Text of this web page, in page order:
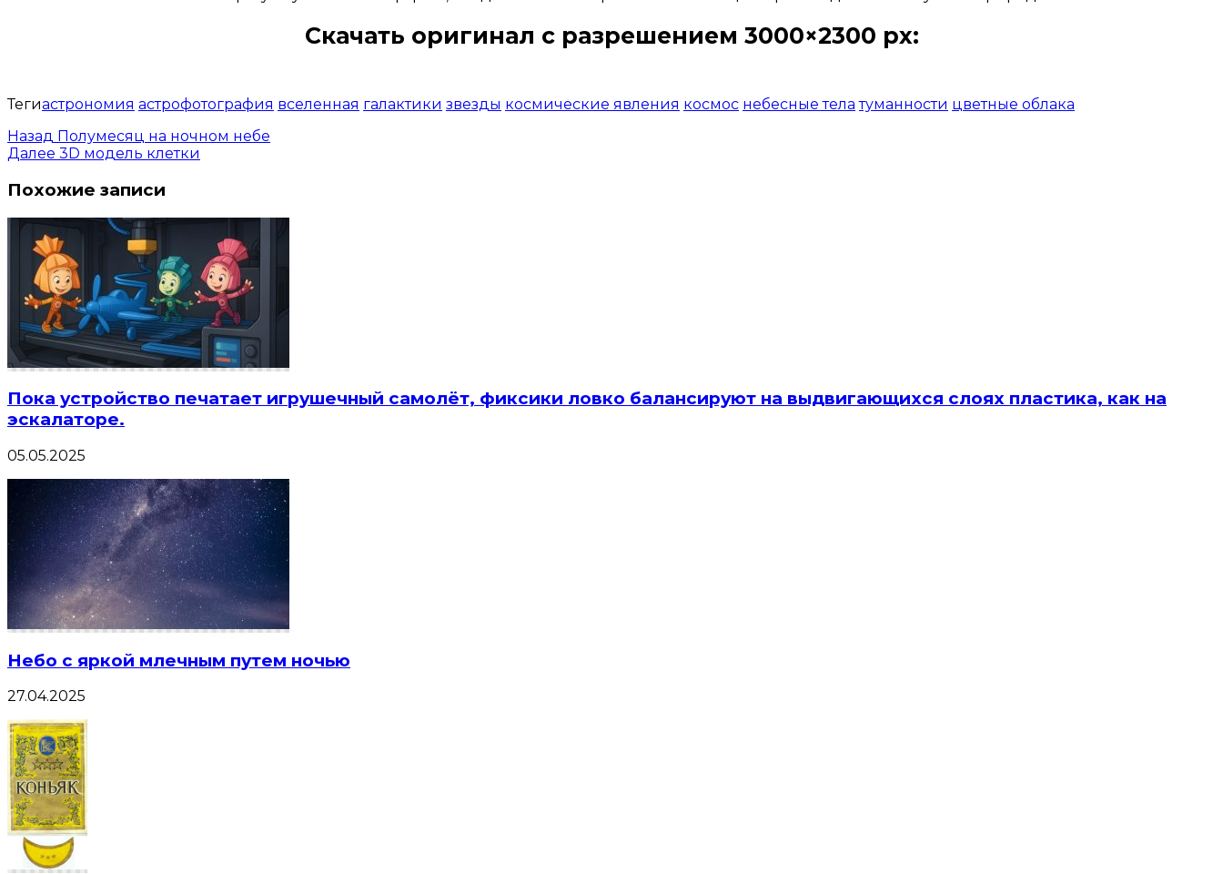
Скачать оригинал с разрешением 3000×2300 px:
Тегиастрономия астрофотография вселенная галактики звезды космические явления космос небесные тела туманности цветные облака
Назад Полумесяц на ночном небе
Далее 3D модель клетки
Похожие записи
Пока устройство печатает игрушечный самолёт, фиксики ловко балансируют на выдвигающихся слоях пластика, как на
эскалаторе.
05.05.2025
Небо с яркой млечным путем ночью
27.04.2025